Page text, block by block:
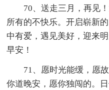
70、送走三月，再见！
所有的不快乐。开启崭新
中有爱，遇见美好，迎来
早安！
71、愿时光能缓，愿故
你道晚安，愿你独闯的。